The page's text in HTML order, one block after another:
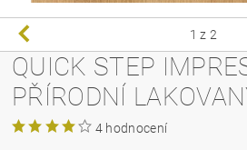
1 z 2
QUICK STEP
PŘÍRODNÍ
4 hodnocení